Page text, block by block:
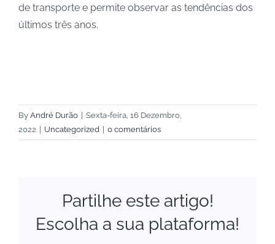
de transporte e permite observar as tendências dos
últimos três anos.
By André Durão
Sexta-feira, 16 Dezembro,
2022
Uncategorized 0 comentários
Partilhe este artigo!
Escolha a sua plataforma!